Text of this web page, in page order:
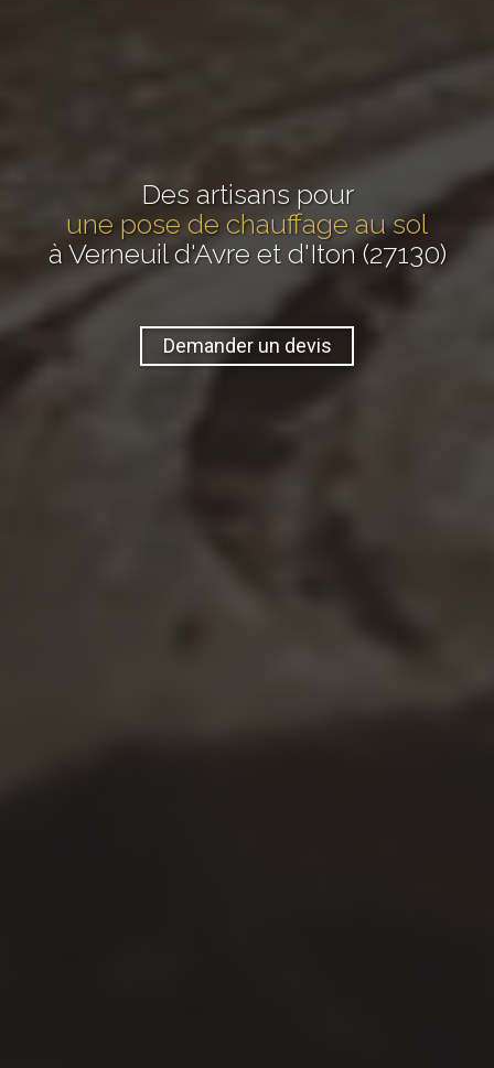
Des artisans pour
une pose de chauffage au sol
à Verneuil d'Avre et d'Iton (27130)
Demander un devis